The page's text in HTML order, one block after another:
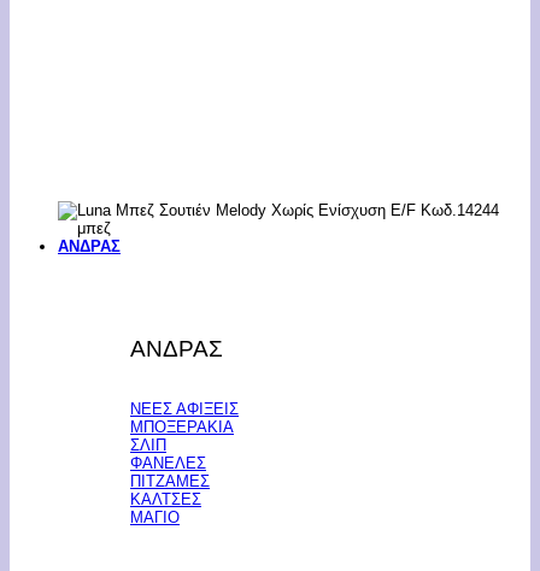
ΑΝΔΡΑΣ
ΑΝΔΡΑΣ
ΝΕΕΣ ΑΦΙΞΕΙΣ
ΜΠΟΞΕΡΑΚΙΑ
ΣΛΙΠ
ΦΑΝΕΛΕΣ
ΠΙΤΖΑΜΕΣ
ΚΑΛΤΣΕΣ
ΜΑΓΙΟ